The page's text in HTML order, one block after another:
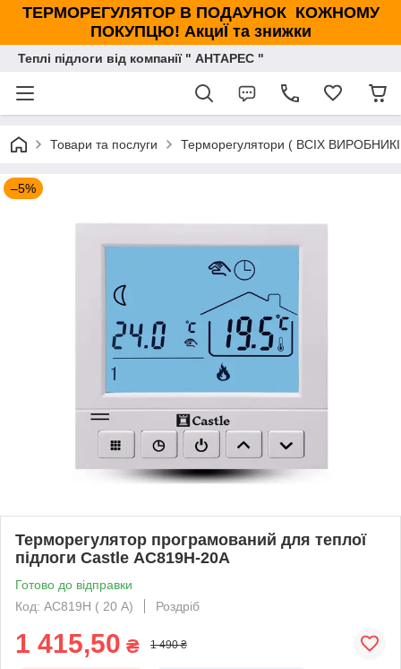
ТЕРМОРЕГУЛЯТОР В ПОДАУНОК КОЖНОМУ
ПОКУПЦЮ! АкциЇ та знижки
Теплі підлоги від компанії " АНТАРЕС "
Товари та послуги Терморегулятори ( ВСІХ
–5%
Терморегулятор програмований для теплої
підлоги Castle АС819H-20A
Готово до відправки
Код: АС819H ( 20 А)
Роздріб
1 415,50 ₴ 1 490 ₴